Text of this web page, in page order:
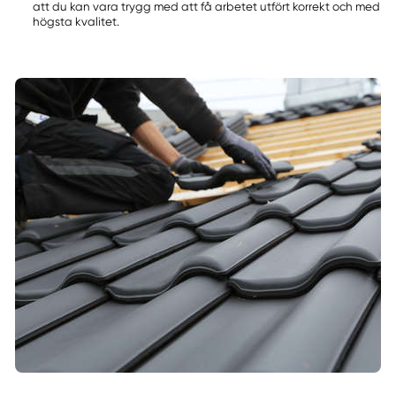
att du kan vara trygg med att få arbetet utfört korrekt och med
högsta kvalitet.